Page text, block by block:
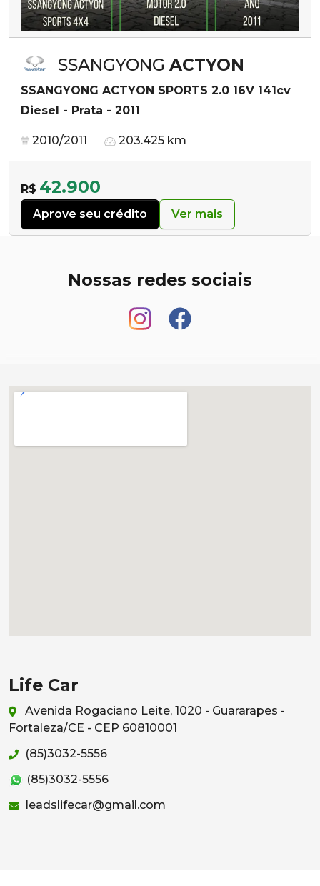
SSANGYONG ACTYON
SSANGYONG ACTYON SPORTS 2.0 16V 141cv
Diesel - Prata - 2011
2010/2011 203.425 km
R$ 42.900
Aprove seu crédito Ver mais
Nossas redes sociais
Life Car
Avenida Rogaciano Leite, 1020 - Guararapes -
Fortaleza/CE - CEP 60810001
(85)3032-5556
(85)3032-5556
leadslifecar@gmail.com